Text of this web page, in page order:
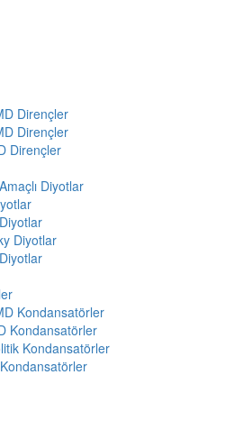
Dirençler
Dirençler
Dirençler
Diyotlar
Diyotlar
Kondansatörler
Kondansatörler
Kondansatörler